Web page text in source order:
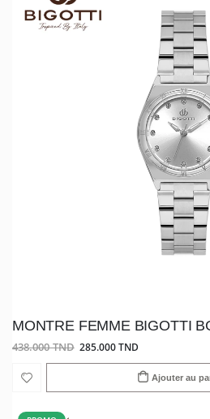
MONTRE FEMME BIGOTTI
438.000 TND 285.000 TND
Ajouter au